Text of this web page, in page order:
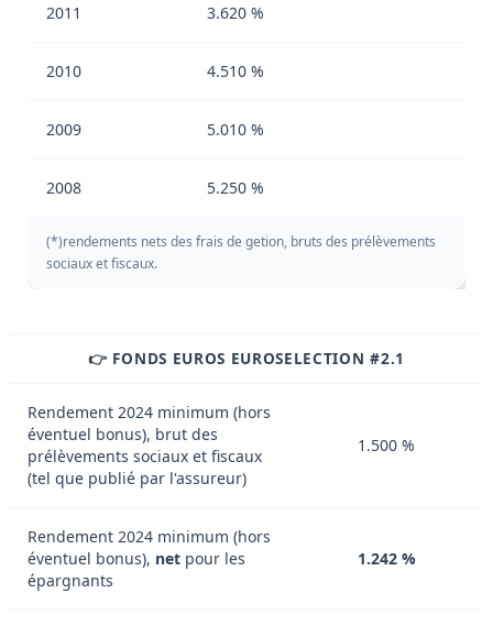
2011 3.620 %
2010 4.510 %
2009 5.010 %
2008 5.250 %
(*)rendements nets des frais de getion, bruts des prélèvements
sociaux et fiscaux.
👉 FONDS EUROS EUROSELECTION #2.1
Rendement 2024 minimum (hors
éventuel bonus), brut des
prélèvements sociaux et fiscaux
(tel que publié par l'assureur)
1.500 %
Rendement 2024 minimum (hors
éventuel bonus), net pour les
épargnants
1.242 %